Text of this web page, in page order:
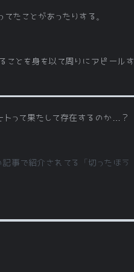
たことがあったりする。
ことを身を以て周りにアピールす
って果たして存在するのか…？
事で紹介されてる「切ったほう